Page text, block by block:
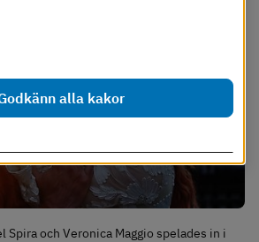
alla kakor
Spira och Veronica Maggio spelades in i